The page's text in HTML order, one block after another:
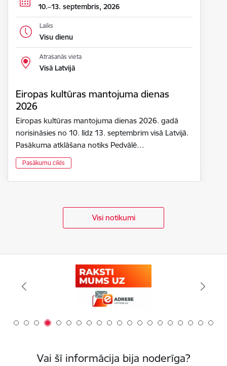
10.–13. septembris, 2026
Laiks
Visu dienu
Atrašanās vieta
Visā Latvijā
Eiropas kultūras mantojuma dienas
2026
Eiropas kultūras mantojuma dienas 2026. gadā
norisināsies no 10. līdz 13. septembrim visā Latvijā.
Pasākuma atklāšana notiks Pedvālē…
Pasākumu cikls
Visi notikumi
Vai šī informācija bija noderīga?